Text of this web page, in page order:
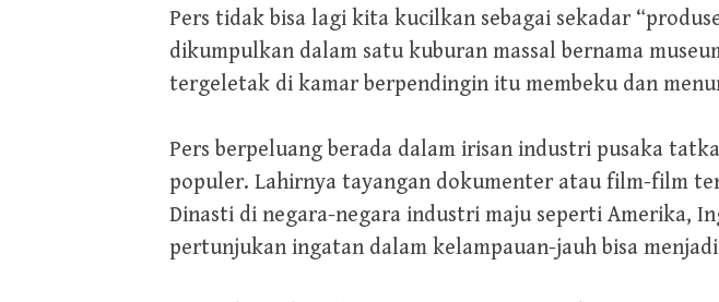
Pers tidak bisa lagi kita kucilkan sebagai sekadar
dikumpulkan dalam satu kuburan massal bernama
tergeletak di kamar berpendingin itu membeku dan
Pers berpeluang berada dalam irisan industri pusaka
populer. Lahirnya tayangan dokumenter atau film-film
Dinasti di negara-negara industri maju seperti Amerika,
pertunjukan ingatan dalam kelampauan-jauh bisa